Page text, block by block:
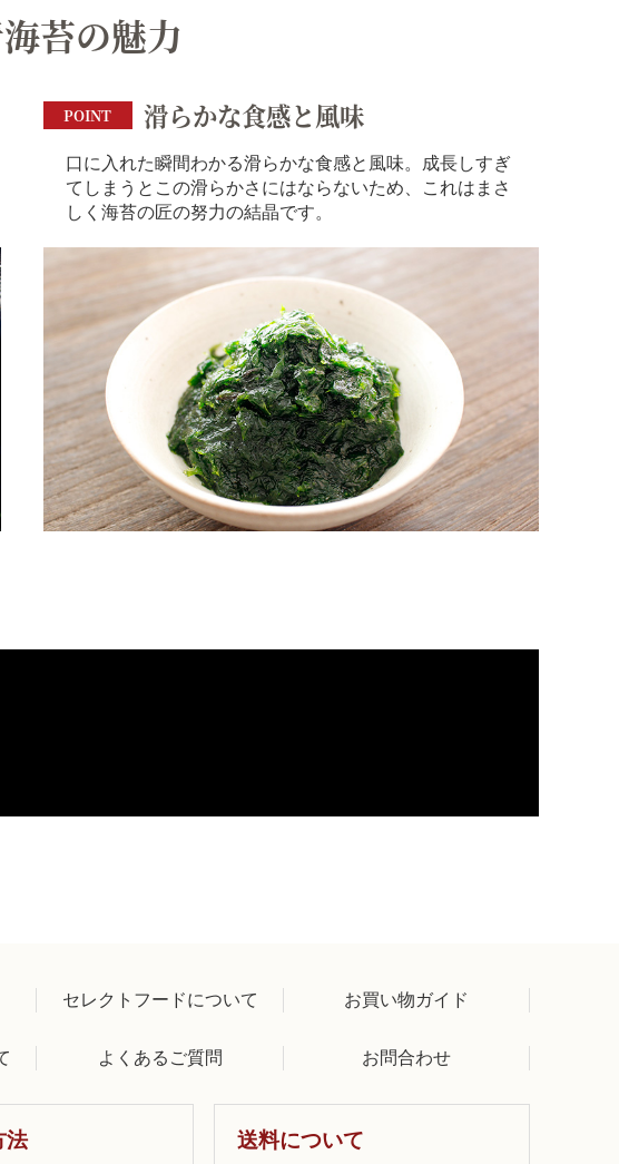
苔の魅力
POINT 滑らかな食感と風味
口に入れた瞬間わかる滑らかな食感と風味。成長しすぎ
てしまうとこの滑らかさにはならないため、これはまさ
しく海苔の匠の努力の結晶です。
セレクトフードについて お買い物ガイド
よくあるご質問 お問合わせ
法 送料について